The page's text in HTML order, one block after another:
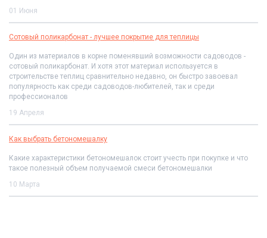
01 Июня
Сотовый поликарбонат - лучшее покрытие для теплицы
Один из материалов в корне поменявший возможности садоводов -
сотовый поликарбонат. И хотя этот материал используется в
строительстве теплиц сравнительно недавно, он быстро завоевал
популярность как среди садоводов-любителей, так и среди
профессионалов
19 Апреля
Как выбрать бетономешалку
Какие характеристики бетономешалок стоит учесть при покупке и что
такое полезный объем получаемой смеси бетономешалки
10 Марта